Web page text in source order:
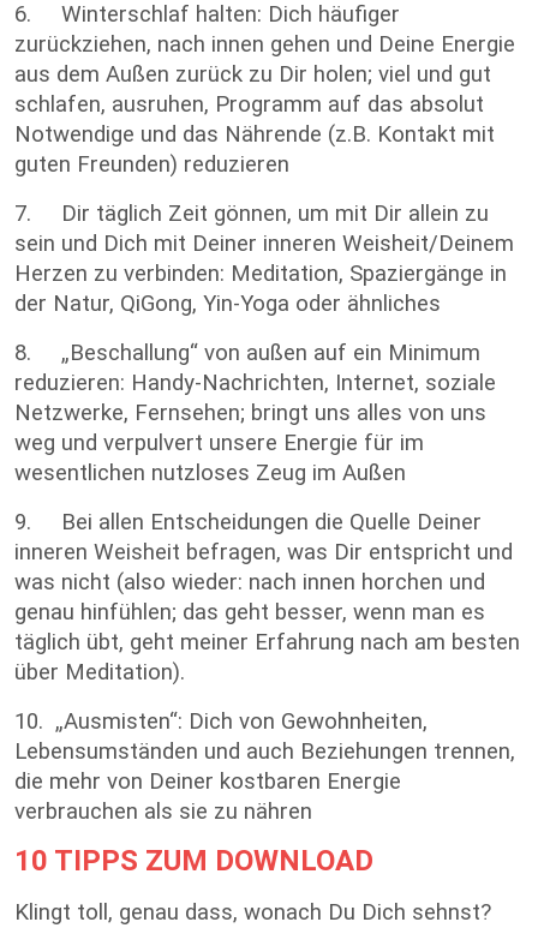
6. Winterschlaf halten: Dich häufiger
zurückziehen, nach innen gehen und Deine Energie
aus dem Außen zurück zu Dir holen; viel und gut
schlafen, ausruhen, Programm auf das absolut
Notwendige und das Nährende (z.B. Kontakt mit
guten Freunden) reduzieren
7. Dir täglich Zeit gönnen, um mit Dir allein zu
sein und Dich mit Deiner inneren Weisheit/Deinem
Herzen zu verbinden: Meditation, Spaziergänge in
der Natur, QiGong, Yin-Yoga oder ähnliches
8. „Beschallung“ von außen auf ein Minimum
reduzieren: Handy-Nachrichten, Internet, soziale
Netzwerke, Fernsehen; bringt uns alles von uns
weg und verpulvert unsere Energie für im
wesentlichen nutzloses Zeug im Außen
9. Bei allen Entscheidungen die Quelle Deiner
inneren Weisheit befragen, was Dir entspricht und
was nicht (also wieder: nach innen horchen und
genau hinfühlen; das geht besser, wenn man es
täglich übt, geht meiner Erfahrung nach am besten
über Meditation).
10. „Ausmisten“: Dich von Gewohnheiten,
Lebensumständen und auch Beziehungen trennen,
die mehr von Deiner kostbaren Energie
verbrauchen als sie zu nähren
10 TIPPS ZUM DOWNLOAD
Klingt toll, genau dass, wonach Du Dich sehnst?